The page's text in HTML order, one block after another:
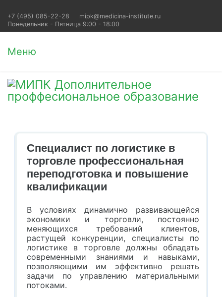
+7 (495) 085-22-28
mipk@medicina-institute.ru
Понедельник - Пятница 9:00 - 18:00
Меню
Специалист по логистике в
торговле профессиональная
переподготовка и повышение
квалификации
В условиях динамично развивающейся
экономики и торговли, постоянно
меняющихся требований клиентов,
растущей конкуренции, специалисты по
логистике в торговле должны обладать
современными знаниями и навыками,
позволяющими им эффективно решать
задачи по управлению материальными
потоками.